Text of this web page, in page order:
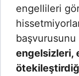
engellileri
engelsizleri,